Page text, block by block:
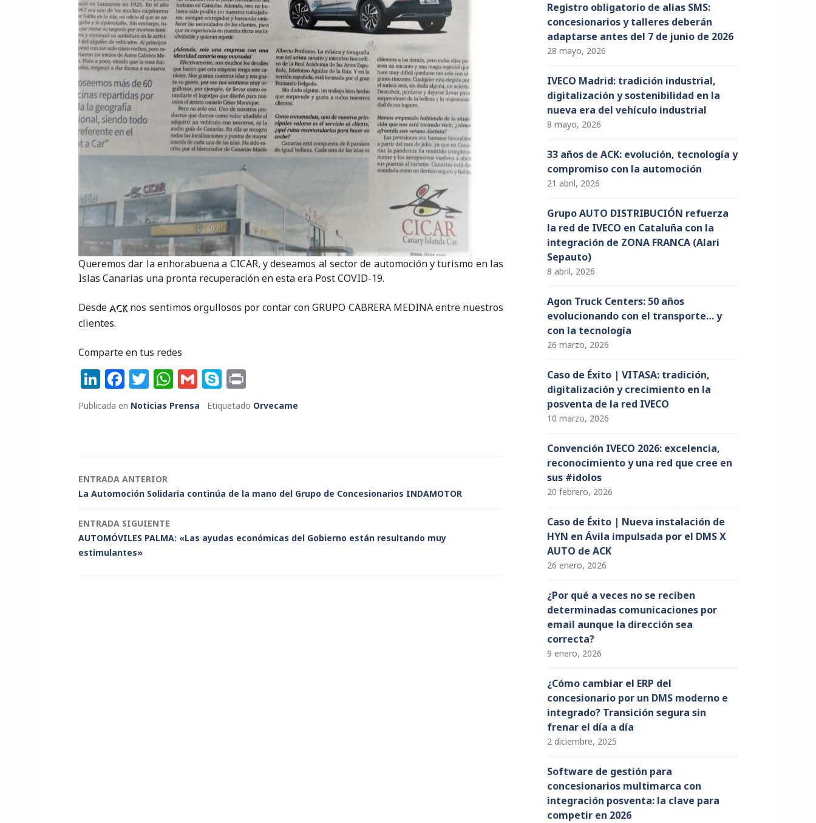
Queremos dar la enhorabuena a CICAR, y deseamos al sector de automoción y turismo en las
Islas Canarias una pronta recuperación en esta era Post COVID-19.
Desde ACK nos sentimos orgullosos por contar con GRUPO CABRERA MEDINA entre nuestros
clientes.
Comparte en tus redes
Li
n
k
n
F
a
c
o
o
k
T
w
it
W
h
a
p
G
m
ai
S
k
y
ri
n
Publicada en Noticias Prensa Etiquetado Orvecame
Navegación
entradas
ENTRADA ANTERIOR
La Automoción Solidaria continúa de la mano del Grupo de Concesionarios INDAMOTOR
ENTRADA SIGUIENTE
AUTOMÓVILES PALMA: «Las ayudas económicas del Gobierno están resultando muy
estimulantes»
Registro obligatorio de alias SMS:
concesionarios y talleres deberán
adaptarse antes del 7 de junio de 2026
28 mayo, 2026
IVECO Madrid: tradición industrial,
digitalización y sostenibilidad en la
nueva era del vehículo industrial
8 mayo, 2026
33 años de ACK: evolución, tecnología y
compromiso con la automoción
21 abril, 2026
Grupo AUTO DISTRIBUCIÓN refuerza
la red de IVECO en Cataluña con la
integración de ZONA FRANCA (Alari
Sepauto)
8 abril, 2026
Agon Truck Centers: 50 años
evolucionando con el transporte… y
con la tecnología
26 marzo, 2026
Caso de Éxito | VITASA: tradición,
digitalización y crecimiento en la
posventa de la red IVECO
10 marzo, 2026
Convención IVECO 2026: excelencia,
reconocimiento y una red que cree en
sus #idolos
20 febrero, 2026
Caso de Éxito | Nueva instalación de
HYN en Ávila impulsada por el DMS X
AUTO de ACK
26 enero, 2026
¿Por qué a veces no se reciben
determinadas comunicaciones por
email aunque la dirección sea
correcta?
9 enero, 2026
¿Cómo cambiar el ERP del
concesionario por un DMS moderno e
integrado? Transición segura sin
frenar el día a día
2 diciembre, 2025
Software de gestión para
concesionarios multimarca con
integración posventa: la clave para
competir en 2026